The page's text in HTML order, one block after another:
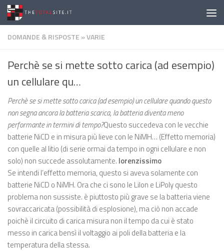
Salta al contenuto
DOMANDE & RISPOSTE »VARIE
Perchè se si mette sotto carica (ad esempio)
un cellulare qu…
Perchè se si mette sotto carica (ad esempio) un cellulare quando questo
non segna ancora la batteria scarica, la batteria diventa meno
performante in termini di tempo?Questo succedeva con le vecchie
batterie NiCD e in misura più lieve con le NiMH… (Effetto memoria)
con quelle al litio (di serie ormai da tempo in ogni cellulare e non
solo) non succede assolutamente. lorenzissimo
Se intendi l’effetto memoria, questo si aveva solamente con
batterie NiCD o NiMH. Ora che ci sono le LiIon e LiPoly questo
problema non sussiste. è piuttosto più grave se la batteria viene
sovraccaricata (possibilità di esplosione), ma ciò non accade
poichè il circuito di carica misura non il tempo da cui è stato
messo in carica bensì il voltaggio ai poli della batteria e la
temperatura della stessa.